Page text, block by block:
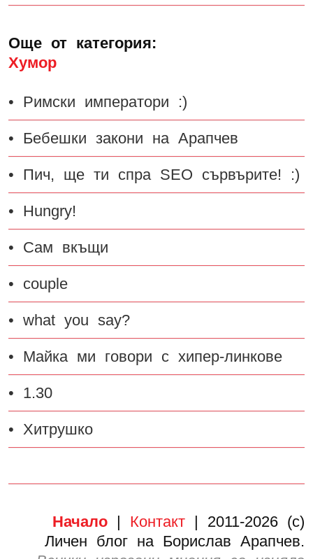
Още от категория:
Хумор
• Римски императори :)
• Бебешки закони на Арапчев
• Пич, ще ти спра SEO сървърите! :)
• Hungry!
• Сам вкъщи
• couple
• what you say?
• Майка ми говори с хипер-линкове
• 1.30
• Хитрушко
Начало | Контакт | 2011-2026 (c)
Личен блог на Борислав Арапчев.